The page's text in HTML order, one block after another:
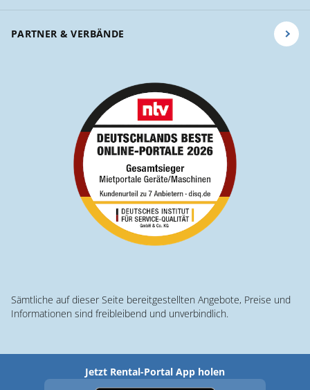
PARTNER & VERBÄNDE
Sämtliche auf dieser Seite bereitgestellten Angebote, Preise und
Informationen sind freibleibend und unverbindlich.
Jetzt Rental-Portal App holen